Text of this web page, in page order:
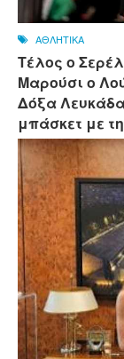
ΑΘΛΗΤΙΚΑ
Τέλος ο
Μαρούσι ο
Δόξα
μπάσκετ με